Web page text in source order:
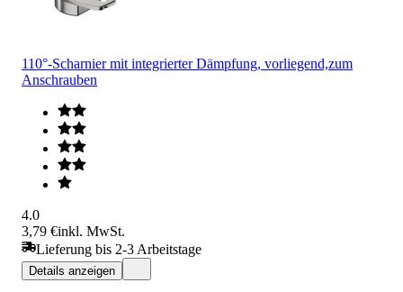
110°-Scharnier mit integrierter Dämpfung, vorliegend,zum
Anschrauben
4.0
3,79 €inkl. MwSt.
Lieferung bis 2-3 Arbeitstage
Details anzeigen